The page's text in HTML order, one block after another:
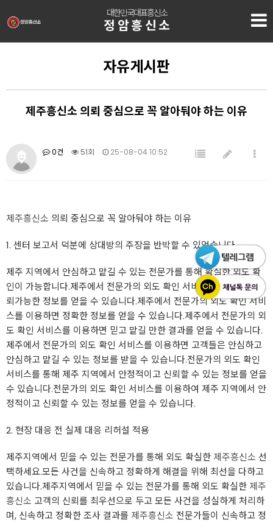
대한민국대표흥신소
정암흥신소
자유게시판
제주흥신소 의뢰 중심으로 꼭 알아둬야 하는 이유
0건 51회 25-08-04 10:52
제주흥신소 의뢰 중심으로 꼭 알아둬야 하는 이유
1. 센터 보고서 덕분에 상대방의 주장을 반박할 수 있었습니다
제주 지역에서 안심하고 맡길 수 있는 전문가를 통해 확실한 외도 확
인이 가능합니다.제주에서 전문가의 외도 확인 서비스를 이용하면 신
뢰가능한 정보를 얻을 수 있습니다.제주에서 전문가의 외도 확인 서비
스를 이용하면 정확한 정보를 얻을 수 있습니다.제주에서 전문가의 외
도 확인 서비스를 이용하면 믿고 맡길 만한 결과를 얻을 수 있습니다.
제주에서 전문가의 외도 확인 서비스를 이용하면 고객들은 안심하고
안심하고 맡길 수 있는 정보를 받을 수 있습니다.전문가의 외도 확인
서비스를 통해 제주 지역에서 안정적이고 신뢰할 수 있는 정보를 얻을
수 있습니다.전문가의 외도 확인 서비스를 이용하여 제주 지역에서 안
정적이고 신뢰할 수 있는 정보를 얻을 수 있습니다.
2. 현장 대응 전 실제 대응 리허설 적용
제주지역에서 믿을 수 있는 전문가를 통해 외도 확실한 제주흥신소 선
택하세요.모든 사건을 신속하고 정확하게 해결을 위해 최선을 다하고
있습니다.제주지역에서 믿을 수 있는 전문가를 통해 외도 확실한 제주
흥신소 고객의 신뢰를 최우선으로 두고 모든 사건을 성실하게 처리하
며, 신속하고 정확한 조사 결과를 제주흥신소 전문가들이 신속하고 정